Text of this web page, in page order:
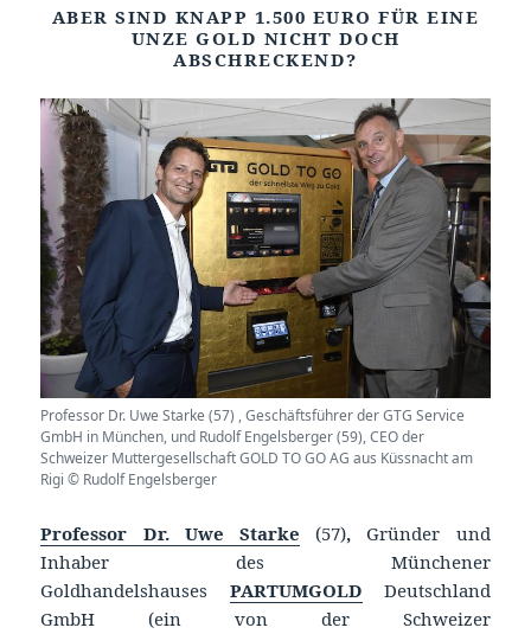
ABER SIND KNAPP 1.500 EURO FÜR EINE
UNZE GOLD NICHT DOCH
ABSCHRECKEND?
Professor Dr. Uwe Starke (57) , Geschäftsführer der GTG Service
GmbH in München, und Rudolf Engelsberger (59), CEO der
Schweizer Muttergesellschaft GOLD TO GO AG aus Küssnacht am
Rigi © Rudolf Engelsberger
Professor Dr. Uwe Starke (57), Gründer und
Inhaber des Münchener
Goldhandelshauses PARTUMGOLD Deutschland
GmbH (ein von der Schweizer